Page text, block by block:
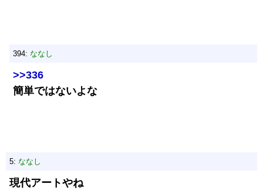
394: ななし
>>336
簡単ではないよな
5: ななし
現代アートやね